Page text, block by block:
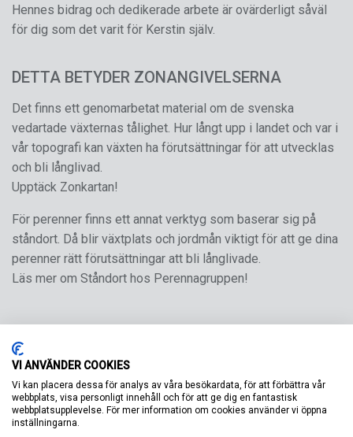
Hennes bidrag och dedikerade arbete är ovärderligt såväl
för dig som det varit för Kerstin själv.
DETTA BETYDER ZONANGIVELSERNA
Det finns ett genomarbetat material om de svenska
vedartade växternas tålighet. Hur långt upp i landet och var i
vår topografi kan växten ha förutsättningar för att utvecklas
och bli långlivad.
Upptäck Zonkartan!
För perenner finns ett annat verktyg som baserar sig på
ståndort. Då blir växtplats och jordmån viktigt för att ge dina
perenner rätt förutsättningar att bli långlivade.
Läs mer om Ståndort hos Perennagruppen!
VI ANVÄNDER COOKIES
Vi kan placera dessa för analys av våra besökardata, för att förbättra vår
webbplats, visa personligt innehåll och för att ge dig en fantastisk
webbplatsupplevelse. För mer information om cookies använder vi öppna
inställningarna.